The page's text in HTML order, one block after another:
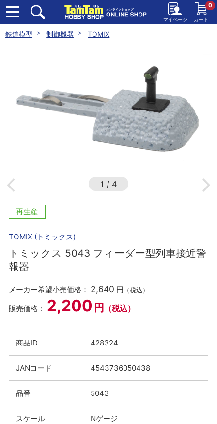
マイページ カート
0
鉄道模型 制御機器 TOMIX
1 / 4
再生産
TOMIX (トミックス)
トミックス 5043 フィーダー型列車接近警
報器
メーカー希望小売価格： 2,640 円 （税込）
販売価格： 2,200 円 （税込）
商品ID 428324
JANコード 4543736050438
品番 5043
スケール Nゲージ